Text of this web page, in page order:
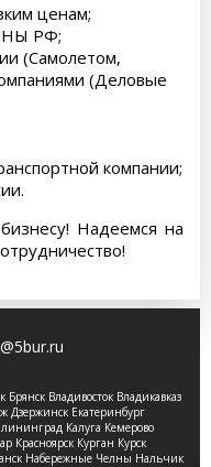
ценам;
РФ;
(Самолетом,
(Деловые
компании;
Надеемся на
Брянск Владивосток Владикавказ
Дзержинск Екатеринбург
Калуга Кемерово
Красноярск Курган Курск
Набережные Челны Нальчик